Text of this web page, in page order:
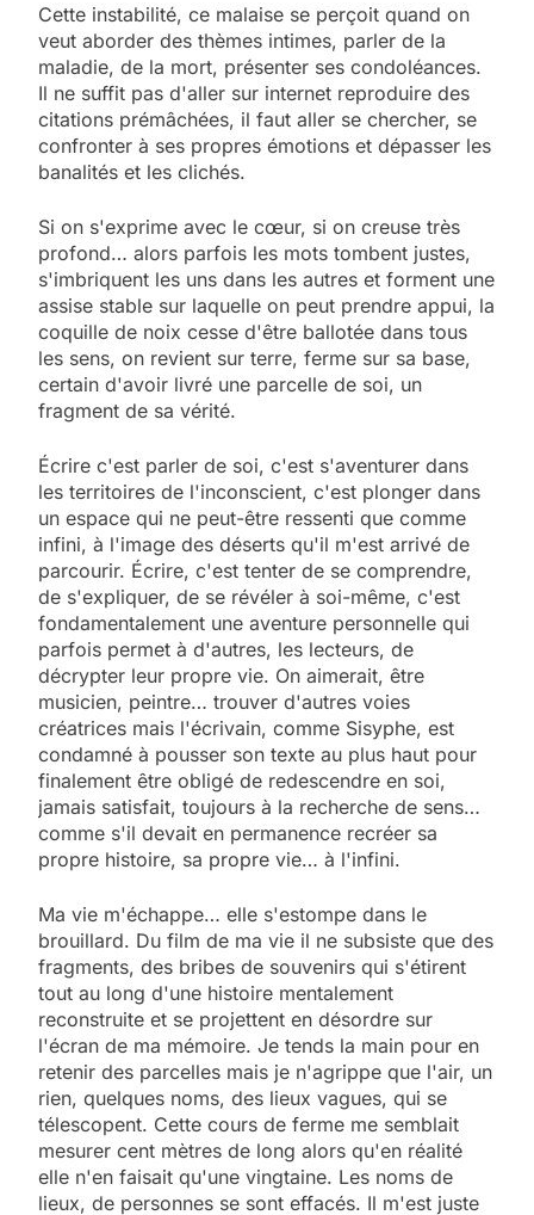
Cette instabilité, ce malaise se perçoit quand on
veut aborder des thèmes intimes, parler de la
maladie, de la mort, présenter ses condoléances.
Il ne suffit pas d'aller sur internet reproduire des
citations prémâchées, il faut aller se chercher, se
confronter à ses propres émotions et dépasser les
banalités et les clichés.
Si on s'exprime avec le cœur, si on creuse très
profond… alors parfois les mots tombent justes,
s'imbriquent les uns dans les autres et forment une
assise stable sur laquelle on peut prendre appui, la
coquille de noix cesse d'être ballotée dans tous
les sens, on revient sur terre, ferme sur sa base,
certain d'avoir livré une parcelle de soi, un
fragment de sa vérité.
Écrire c'est parler de soi, c'est s'aventurer dans
les territoires de l'inconscient, c'est plonger dans
un espace qui ne peut-être ressenti que comme
infini, à l'image des déserts qu'il m'est arrivé de
parcourir. Écrire, c'est tenter de se comprendre,
de s'expliquer, de se révéler à soi-même, c'est
fondamentalement une aventure personnelle qui
parfois permet à d'autres, les lecteurs, de
décrypter leur propre vie. On aimerait, être
musicien, peintre… trouver d'autres voies
créatrices mais l'écrivain, comme Sisyphe, est
condamné à pousser son texte au plus haut pour
finalement être obligé de redescendre en soi,
jamais satisfait, toujours à la recherche de sens…
comme s'il devait en permanence recréer sa
propre histoire, sa propre vie… à l'infini.
Ma vie m'échappe… elle s'estompe dans le
brouillard. Du film de ma vie il ne subsiste que des
fragments, des bribes de souvenirs qui s'étirent
tout au long d'une histoire mentalement
reconstruite et se projettent en désordre sur
l'écran de ma mémoire. Je tends la main pour en
retenir des parcelles mais je n'agrippe que l'air, un
rien, quelques noms, des lieux vagues, qui se
télescopent. Cette cours de ferme me semblait
mesurer cent mètres de long alors qu'en réalité
elle n'en faisait qu'une vingtaine. Les noms de
lieux, de personnes se sont effacés. Il m'est juste